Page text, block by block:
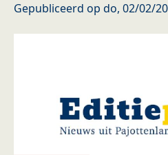
Gepubliceerd op do, 02/02/